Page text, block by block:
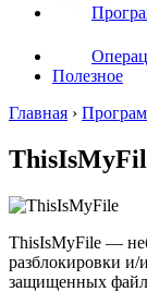
Полезное
Главная ›
ThisIsMyFile —
разблокировки и/
защищенных